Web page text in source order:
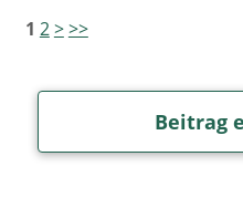
1 2>>>
Beitrag